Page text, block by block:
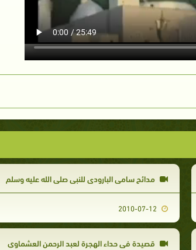
مدائح سامى البارودى للنبى صلى الله عليه وسلم
قصيدة فى حداء الهجرة لعبد الرحمن العشماوي